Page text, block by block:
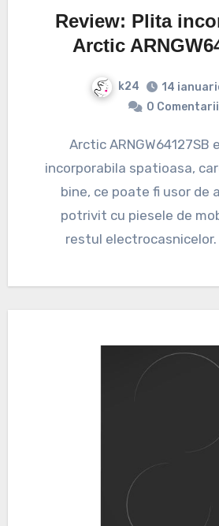
Review: Plita
Arctic
k24
14
0 Comentarii
Arctic ARNGW64127SB este o plita
incorporabila spatioasa,
bine, ce poate fi usor de
potrivit cu piesele de
restul